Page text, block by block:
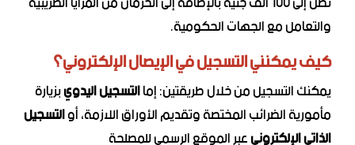
والتعامل مع الجهات الحكومية.
كيف يمكنني التسجيل في الإيصال الإلكتروني؟
يمكنك التسجيل من خلال طريقتين: إماالتسجيل اليدويبزيارة
مأمورية الضرائب المختصة وتقديم الأوراق اللازمة، أوالتسجيل